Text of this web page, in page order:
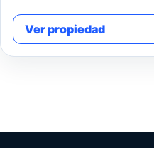
Ver propiedad